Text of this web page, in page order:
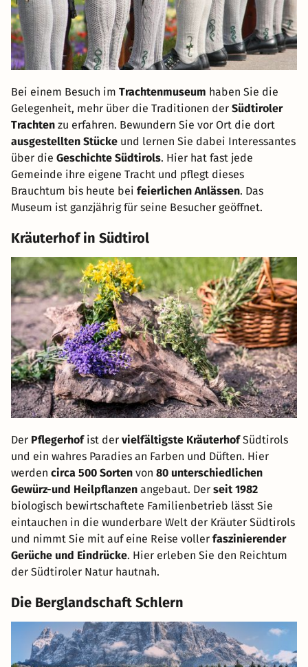
Bei einem Besuch im Trachtenmuseum haben Sie die
Gelegenheit, mehr über die Traditionen der Südtiroler
Trachten zu erfahren. Bewundern Sie vor Ort die dort
ausgestellten Stücke und lernen Sie dabei Interessantes
über die Geschichte Südtirols. Hier hat fast jede
Gemeinde ihre eigene Tracht und pflegt dieses
Brauchtum bis heute bei feierlichen Anlässen. Das
Museum ist ganzjährig für seine Besucher geöffnet.
Kräuterhof in Südtirol
Der Pflegerhofist der vielfältigste KräuterhofSüdtirols
und ein wahres Paradies an Farben und Düften. Hier
werden circa 500 Sorten von 80 unterschiedlichen
Gewürz-und Heilpflanzen angebaut. Der seit 1982
biologisch bewirtschaftete Familienbetrieb lässt Sie
eintauchen in die wunderbare Welt der Kräuter Südtirols
und nimmt Sie mit auf eine Reise voller faszinierender
Gerüche und Eindrücke. Hier erleben Sie den Reichtum
der Südtiroler Natur hautnah.
Die Berglandschaft Schlern